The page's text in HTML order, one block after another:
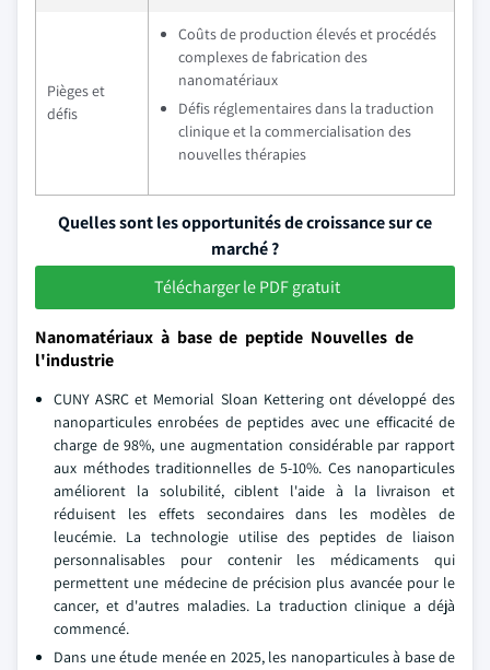
Pièges et
défis
Coûts de production élevés et procédés
complexes de fabrication des
nanomatériaux
Défis réglementaires dans la traduction
clinique et la commercialisation des
nouvelles thérapies
Quelles sont les opportunités de croissance sur ce
marché ?
Télécharger le PDF gratuit
Nanomatériaux à base de peptide Nouvelles de
l'industrie
CUNY ASRC et Memorial Sloan Kettering ont développé des
nanoparticules enrobées de peptides avec une efficacité de
charge de 98%, une augmentation considérable par rapport
aux méthodes traditionnelles de 5-10%. Ces nanoparticules
améliorent la solubilité, ciblent l'aide à la livraison et
réduisent les effets secondaires dans les modèles de
leucémie. La technologie utilise des peptides de liaison
personnalisables pour contenir les médicaments qui
permettent une médecine de précision plus avancée pour le
cancer, et d'autres maladies. La traduction clinique a déjà
commencé.
Dans une étude menée en 2025, les nanoparticules à base de